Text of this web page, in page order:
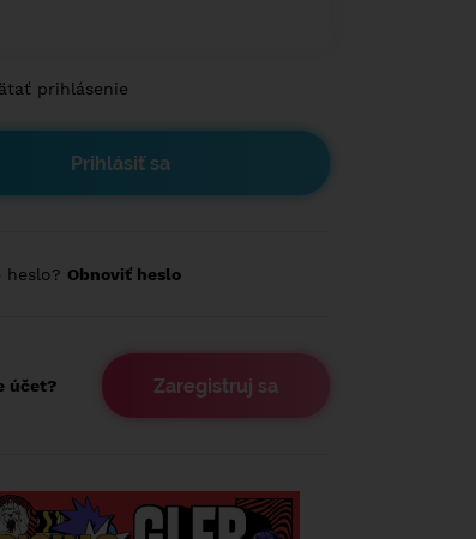
prihlásenie
heslo? Obnoviť heslo
účet? Zaregistruj sa